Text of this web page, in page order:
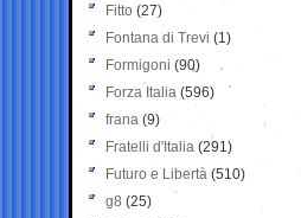
Fitto (27)
Fontana di Trevi (1)
Formigoni (90)
Forza Italia (596)
frana (9)
Fratelli d'Italia (291)
Futuro e Libertà (510)
g8 (25)